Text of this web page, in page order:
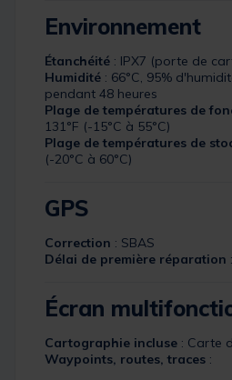
Environnement
Étanchéité : IPX7 (porte de
Humidité : 66°C, 95%
pendant 48 heures
Plage de températures de
131°F (-15°C à 55°C)
Plage de températures de
(-20°C à 60°C)
GPS
Correction : SBAS
Délai de première réparation
Écran
Cartographie incluse : Carte
Waypoints, routes, traces :